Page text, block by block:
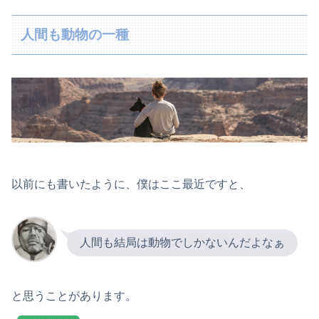
人間も動物の一種
以前にも書いたように、僕はここ最近ですと、
人間も結局は動物でしかないんだよなぁ
と思うことがあります。